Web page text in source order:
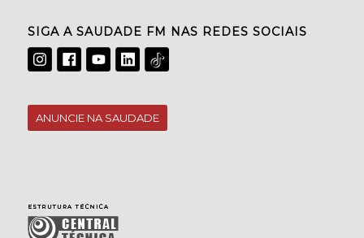
SIGA A SAUDADE FM NAS REDES SOCIAIS
ANUNCIE NA SAUDADE